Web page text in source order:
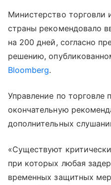
Министерство торговли
страны рекомендовало
на 200 дней, согласно
решению,
Bloomberg.
Управление по торговле
окончательную
дополнительных
«Существуют
при которых любая
временных защитных